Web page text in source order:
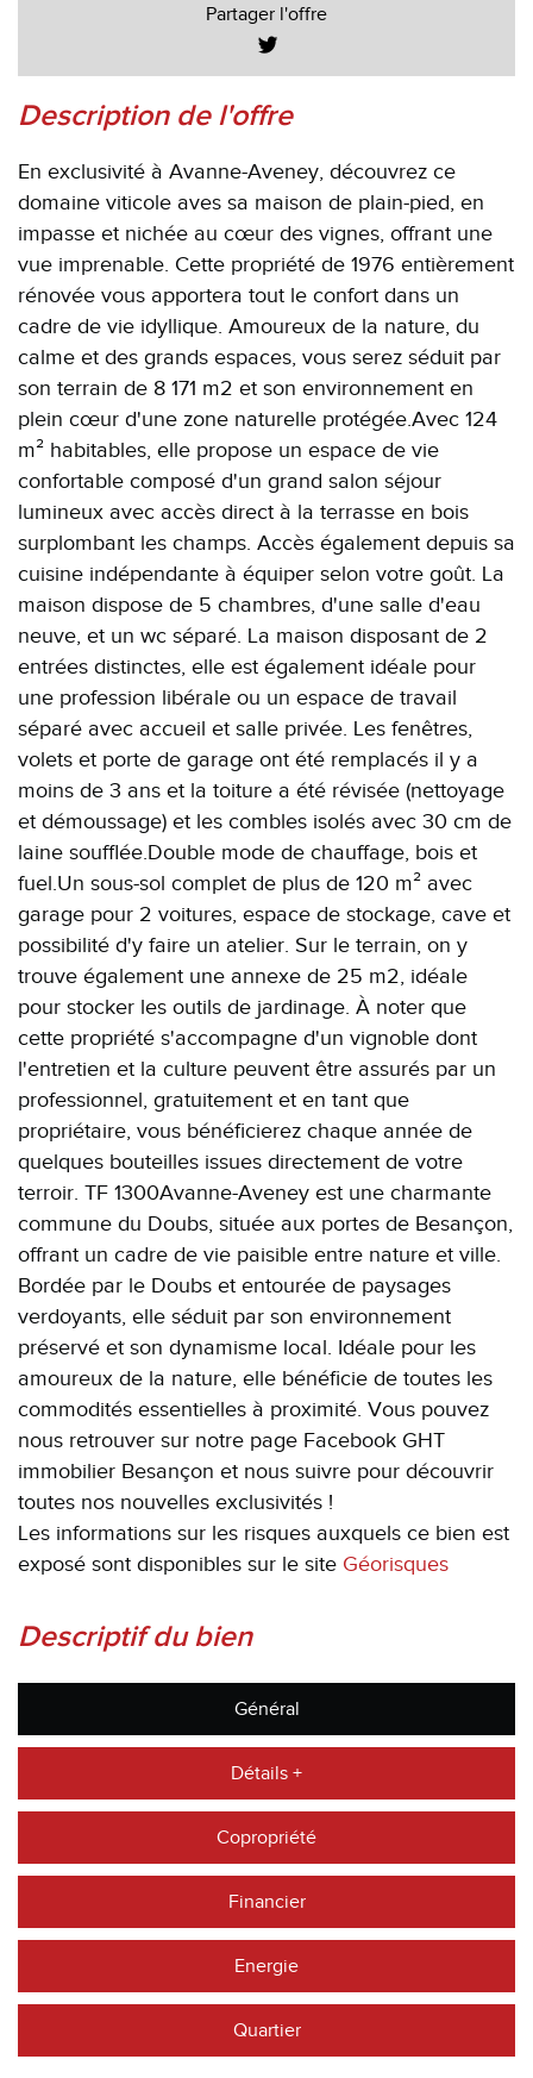
Partager l'offre
description de l'offre
En exclusivité à Avanne-Aveney, découvrez ce
domaine viticole aves sa maison de plain-pied, en
impasse et nichée au cœur des vignes, offrant une
vue imprenable. Cette propriété de 1976 entièrement
rénovée vous apportera tout le confort dans un
cadre de vie idyllique. Amoureux de la nature, du
calme et des grands espaces, vous serez séduit par
son terrain de 8 171 m2 et son environnement en
plein cœur d'une zone naturelle protégée.Avec 124
m² habitables, elle propose un espace de vie
confortable composé d'un grand salon séjour
lumineux avec accès direct à la terrasse en bois
surplombant les champs. Accès également depuis sa
cuisine indépendante à équiper selon votre goût. La
maison dispose de 5 chambres, d'une salle d'eau
neuve, et un wc séparé. La maison disposant de 2
entrées distinctes, elle est également idéale pour
une profession libérale ou un espace de travail
séparé avec accueil et salle privée. Les fenêtres,
volets et porte de garage ont été remplacés il y a
moins de 3 ans et la toiture a été révisée (nettoyage
et démoussage) et les combles isolés avec 30 cm de
laine soufflée.Double mode de chauffage, bois et
fuel.Un sous-sol complet de plus de 120 m² avec
garage pour 2 voitures, espace de stockage, cave et
possibilité d'y faire un atelier. Sur le terrain, on y
trouve également une annexe de 25 m2, idéale
pour stocker les outils de jardinage. À noter que
cette propriété s'accompagne d'un vignoble dont
l'entretien et la culture peuvent être assurés par un
professionnel, gratuitement et en tant que
propriétaire, vous bénéficierez chaque année de
quelques bouteilles issues directement de votre
terroir. TF 1300Avanne-Aveney est une charmante
commune du Doubs, située aux portes de Besançon,
offrant un cadre de vie paisible entre nature et ville.
Bordée par le Doubs et entourée de paysages
verdoyants, elle séduit par son environnement
préservé et son dynamisme local. Idéale pour les
amoureux de la nature, elle bénéficie de toutes les
commodités essentielles à proximité. Vous pouvez
nous retrouver sur notre page Facebook GHT
immobilier Besançon et nous suivre pour découvrir
toutes nos nouvelles exclusivités !
Les informations sur les risques auxquels ce bien est
exposé sont disponibles sur le site Géorisques
descriptif du bien
Général
Détails +
Copropriété
Financier
Energie
Quartier